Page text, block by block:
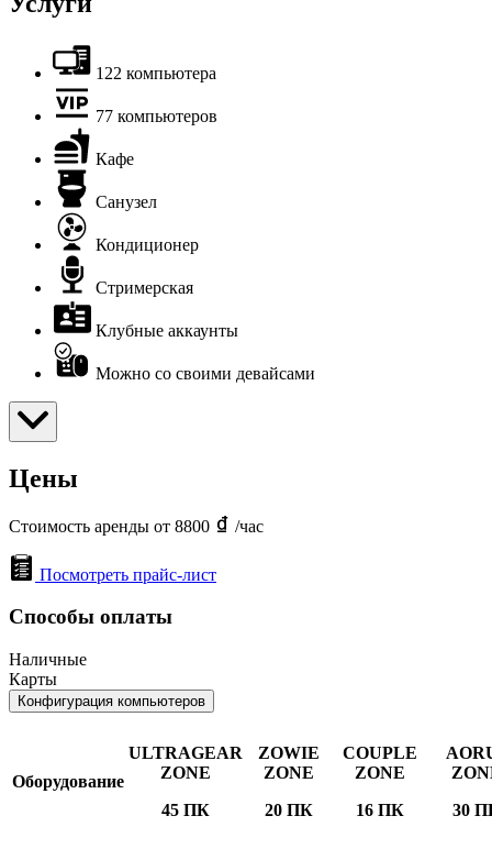
122 компьютера
77 компьютеров
Кафе
Санузел
Кондиционер
Стримерская
Клубные аккаунты
Можно со своими девайсами
Цены
Стоимость аренды от 8800 /час
Посмотреть прайс-лист
Способы оплаты
Наличные
Карты
Конфигурация компьютеров
Оборудование
ULTRAGEAR
ZONE
45 ПК
ZOWIE
ZONE
20 ПК
COUPLE
ZONE
16 ПК
30